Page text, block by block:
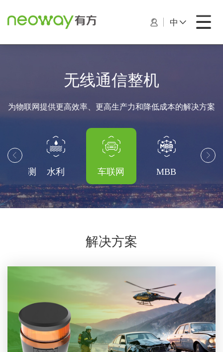
中
无线通信整机
为物联网提供更高效率、更高生产力和降低成本的解决方案
 
灾监测 水利 车联网 MBB
解决方案